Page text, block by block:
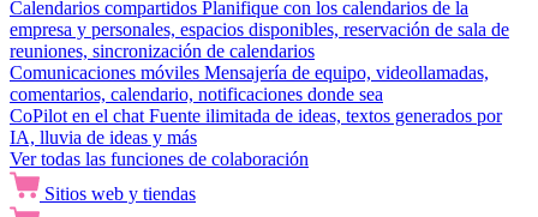
Calendarios compartidos Planifique con los calendarios de la
empresa y personales, espacios disponibles, reservación de sala de
reuniones, sincronización de calendarios
Comunicaciones móviles Mensajería de equipo, videollamadas,
comentarios, calendario, notificaciones donde sea
CoPilot en el chat Fuente ilimitada de ideas, textos generados por
IA, lluvia de ideas y más
Ver todas las funciones de colaboración
Sitios web y tiendas